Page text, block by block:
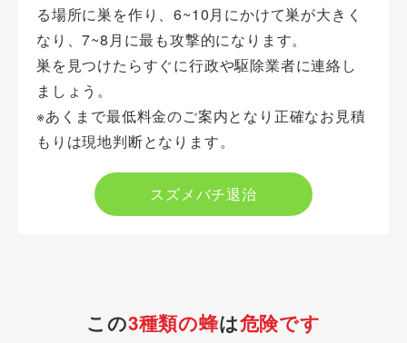
る場所に巣を作り、6~10月にかけて巣が大きく
なり、7~8月に最も攻撃的になります。
巣を見つけたらすぐに行政や駆除業者に連絡し
ましょう。
※あくまで最低料金のご案内となり正確なお見積
もりは現地判断となります。
スズメバチ退治
この3種類の蜂は危険です